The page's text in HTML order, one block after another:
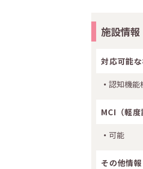
施設情報
対応可能
認知機能
MCI（軽
可能
その他情報